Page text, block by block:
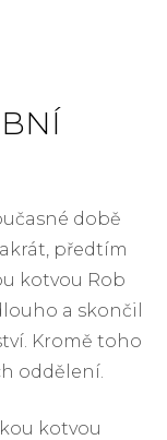
době
předtím
kotvou Rob
a skončil
Kromě toho
oddělení.
kotvou